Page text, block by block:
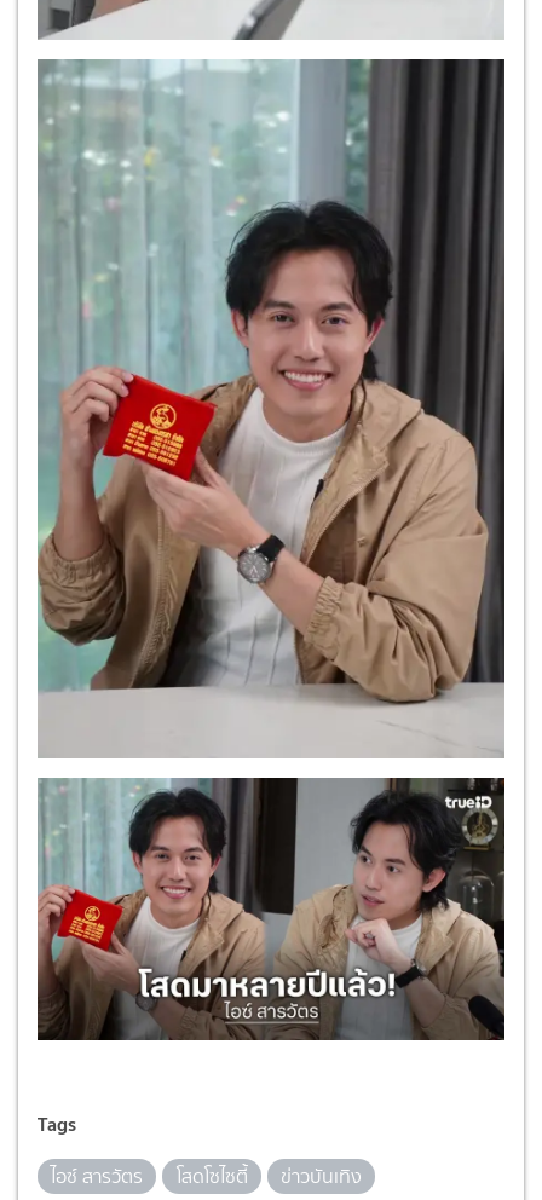
Tags
ไอซ์ สารวัตร โสดโซไซตี้
ข่าวบันเทิง